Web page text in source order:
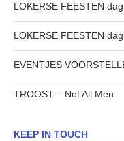
LOKERSE FEESTEN
LOKERSE FEESTEN
EVENTJES
TROOST – Not All Men
KEEP IN TOUCH